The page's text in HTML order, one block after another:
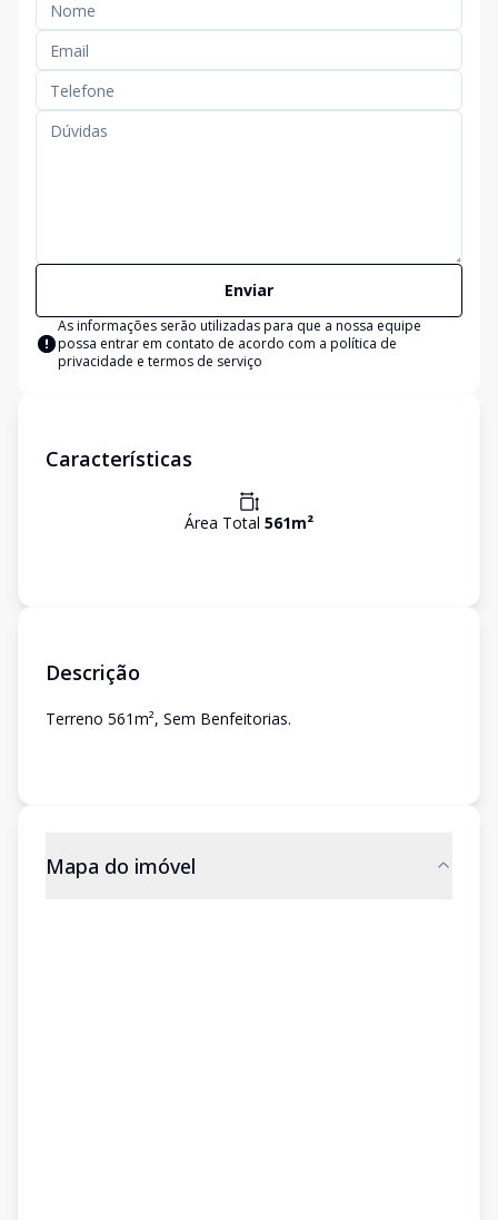
Enviar
As informações serão utilizadas para que a nossa equipe
possa entrar em contato de acordo com a política de
privacidade e termos de serviço
Características
Área Total 561m²
Descrição
Terreno 561m², Sem Benfeitorias.
Mapa do imóvel